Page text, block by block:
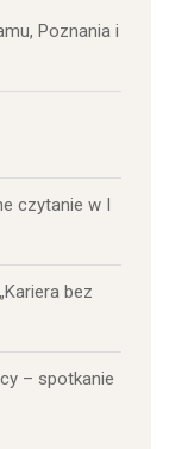
Poznania i
czytanie w I
bez
– spotkanie